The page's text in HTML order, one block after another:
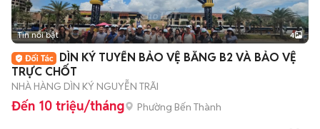
Tin nổi bật 4
DÌN KÝ TUYỂN BẢO VỆ BẰNG B2 VÀ BẢO VỆ
TRỰC CHỐT
NHÀ HÀNG DÌN KÝ NGUYỄN TRÃI
Đến 10 triệu/tháng Phường Bến Thành